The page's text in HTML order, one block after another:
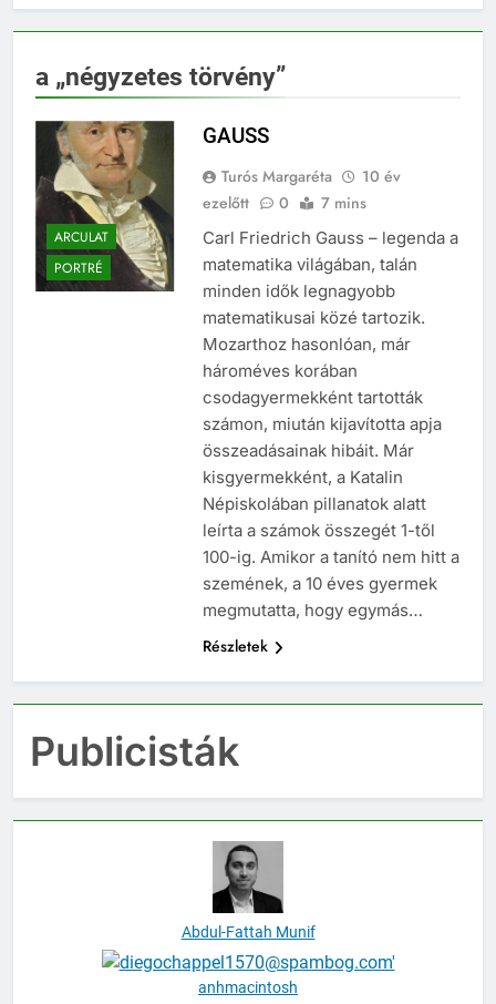
a „négyzetes törvény”
ARCULAT
PORTRÉ
GAUSS
Turós Margaréta
10 év
ezelőtt
0 7 mins
Carl Friedrich Gauss – legenda a
matematika világában, talán
minden idők legnagyobb
matematikusai közé tartozik.
Mozarthoz hasonlóan, már
hároméves korában
csodagyermekként tartották
számon, miután kijavította apja
összeadásainak hibáit. Már
kisgyermekként, a Katalin
Népiskolában pillanatok alatt
leírta a számok összegét 1-től
100-ig. Amikor a tanító nem hitt a
szemének, a 10 éves gyermek
megmutatta, hogy egymás…
Részletek
Publicisták
Abdul-Fattah Munif
anhmacintosh